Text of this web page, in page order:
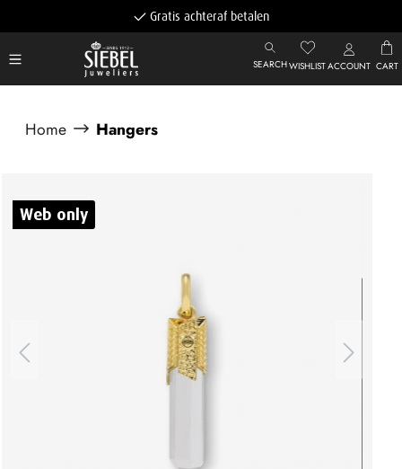
Gratis achteraf betalen
SEARCHWISHLISTACCOUNT CART
Home Hangers
Web only